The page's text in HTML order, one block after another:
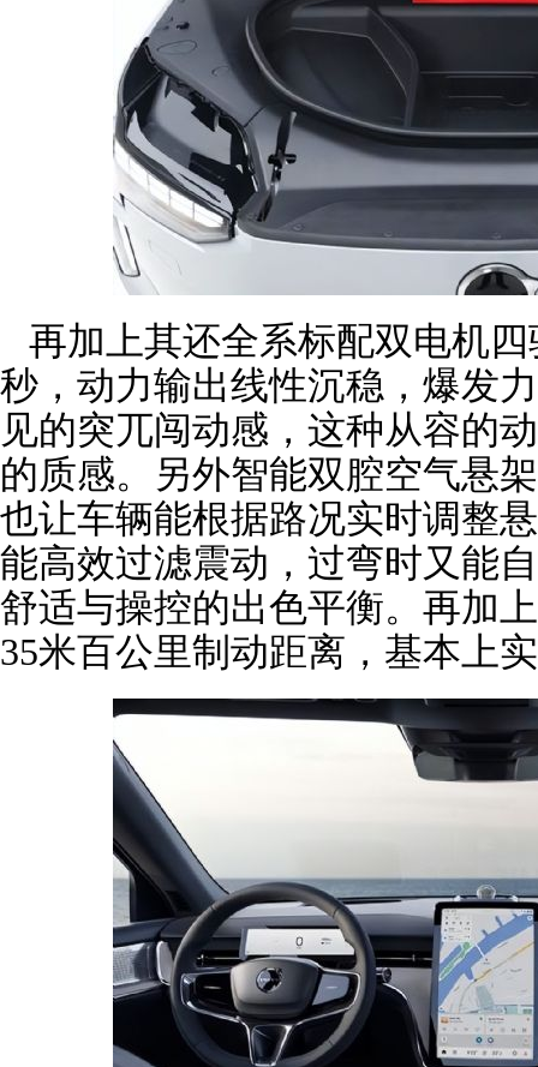
再加上其还全系标配双电机
秒，动力输出线性沉稳，爆发
见的突兀闯动感，这种从容的
的质感。另外智能双腔空气悬
也让车辆能根据路况实时调整
能高效过滤震动，过弯时又能
舒适与操控的出色平衡。再加
35米百公里制动距离，基本上